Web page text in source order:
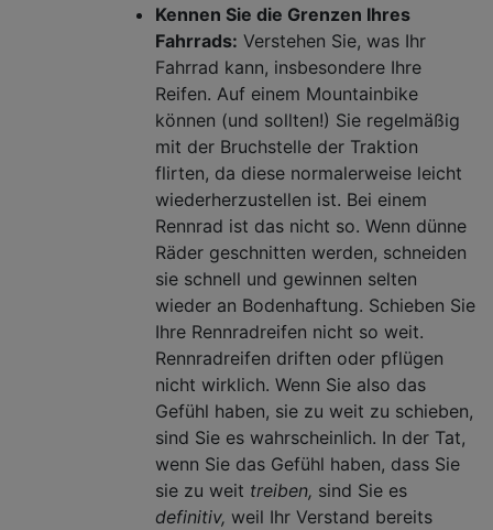
Kennen Sie die Grenzen Ihres
Fahrrads: Verstehen Sie, was Ihr
Fahrrad kann, insbesondere Ihre
Reifen. Auf einem Mountainbike
können (und sollten!) Sie regelmäßig
mit der Bruchstelle der Traktion
flirten, da diese normalerweise leicht
wiederherzustellen ist. Bei einem
Rennrad ist das nicht so. Wenn dünne
Räder geschnitten werden, schneiden
sie schnell und gewinnen selten
wieder an Bodenhaftung. Schieben Sie
Ihre Rennradreifen nicht so weit.
Rennradreifen driften oder pflügen
nicht wirklich. Wenn Sie also das
Gefühl haben, sie zu weit zu schieben,
sind Sie es wahrscheinlich. In der Tat,
wenn Sie das Gefühl haben, dass Sie
sie zu weit treiben, sind Sie es
definitiv, weil Ihr Verstand bereits